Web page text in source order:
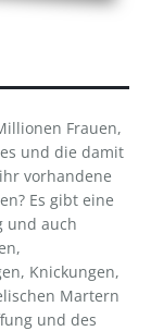
Frauen,
und die damit
vorhandene
Es gibt eine
und auch
Knickungen,
Martern
und des